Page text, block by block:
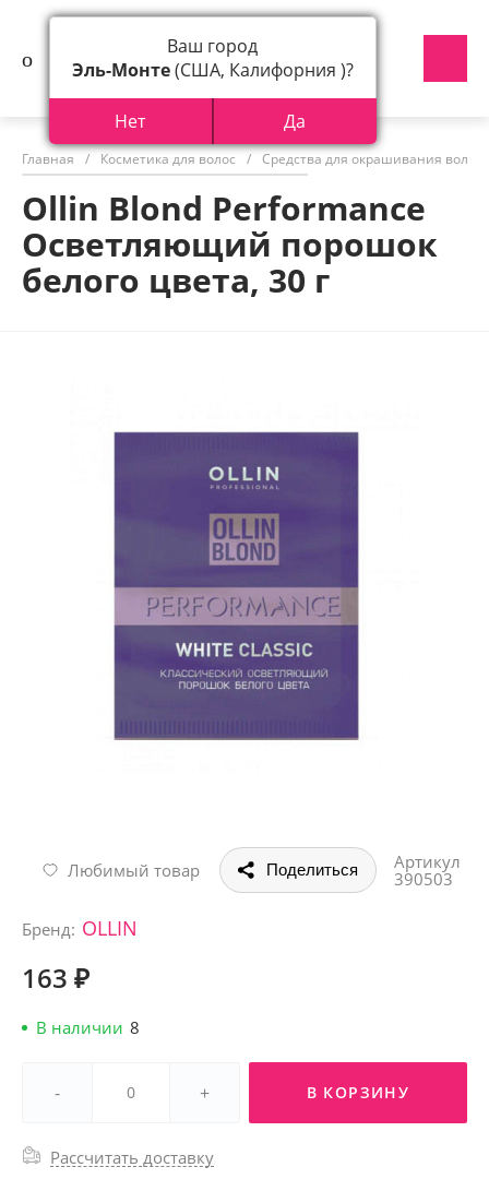
Главная / Косметика для волос / Средства для окрашивания волос
Ollin Blond Performance
Осветляющий порошок
белого цвета, 30 г
Любимый товар Поделиться
Артикул
390503
Бренд: OLLIN
163 ₽
В наличии 8
- + В КОРЗИНУ
Рассчитать доставку
Ваш город
Эль-Монте(США, Калифорния )?
Нет Да